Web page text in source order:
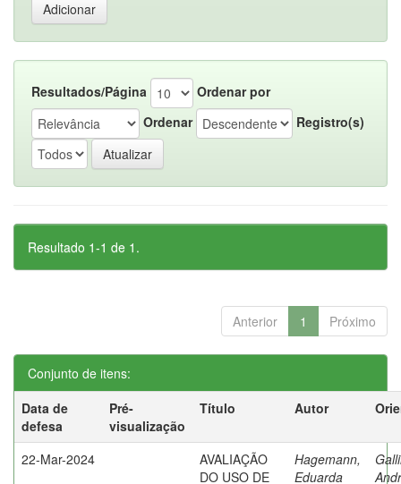
Resultados/Página
Ordenar por
Ordenar
Registro(s)
Resultado 1-1 de 1.
Anterior 1 Próximo
Conjunto de itens:
Data de
defesa
Pré-
visualização
Título Autor
22-Mar-2024
AVALIAÇÃO
DO USO DE
Hagemann,
Eduarda